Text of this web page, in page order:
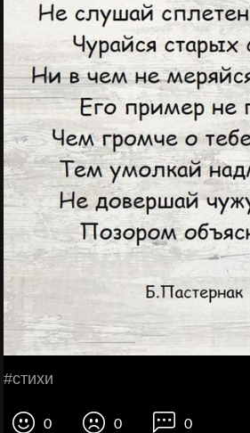
#стихи
0 0 0